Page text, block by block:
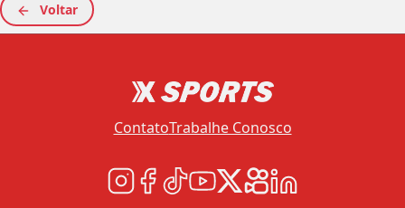
Voltar
ContatoTrabalhe Conosco